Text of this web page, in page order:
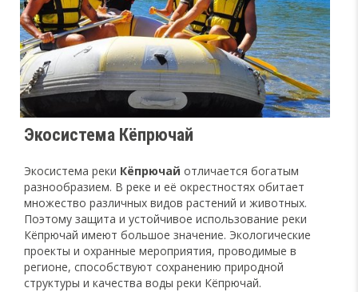
Экосистема Кёпрючай
Экосистема реки Кёпрючай отличается богатым
разнообразием. В реке и её окрестностях обитает
множество различных видов растений и животных.
Поэтому защита и устойчивое использование реки
Кёпрючай имеют большое значение. Экологические
проекты и охранные мероприятия, проводимые в
регионе, способствуют сохранению природной
структуры и качества воды реки Кёпрючай.